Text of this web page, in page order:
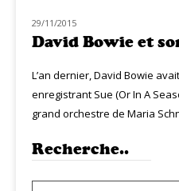
NOUVEAUTÉS
29/11/2015
David Bowie et
L’an dernier, David Bowie
enregistrant Sue (Or In A
grand orchestre de Maria
Recherche..